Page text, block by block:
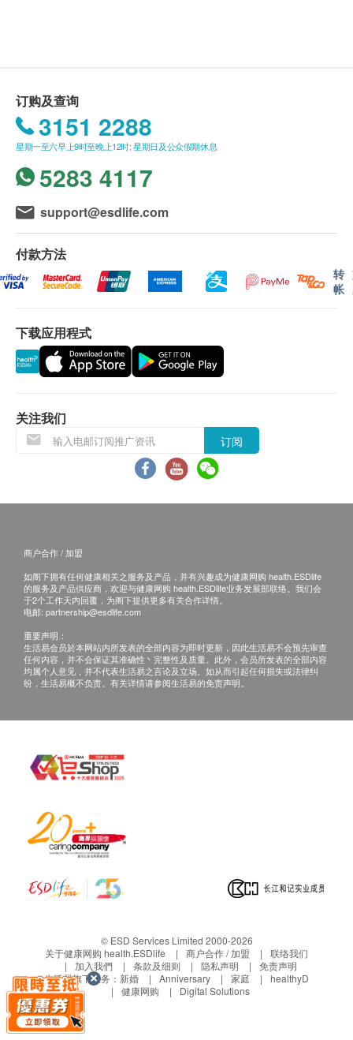
进行听力检查后，一般情况下，需大概5个工作天跟
进检查报告， 工作天不包括星期六、日及公众假期。
客户可选择亲身于办公时间内，到中心领取报告；或
经平邮邮寄至登记地址。
客户若进行听力测试后后叁个月内不提取报告，所
有报告一律作销毁处理及不会存底，客户如需额外
索取报告复印本(测试后后叁个月内)，将收取$150
行政费。注意：复印本报告未必完整。
客人需自行承担邮寄报告之风险。
上人士。
如因与本中心无关的因素(如客户智力、反应能力
等)，而无法顺利完成测试，本中心概不负责及退
订购一经确认，不设更改已订购的计划，转让给第
三者及／或退款。
所有健康检查/服务并非作为医务诊断或治疗用
health.ESDlife】并没有经营或提供本服务/产品。
有关此服务/产品的错漏或延误，或因使用此服务/
网购health.ESDlife概不负责。一切有关的索偿或
查询，须向提供服务之体检中心或商户提出。
订购及查询
3151 2288
星期一至六早上9时至晚上12时; 星期日及公众假期休息
5283 4117
support@esdlife.com
付款方法
转
帐
下载应用程式
关注我们
订阅
商户合作 / 加盟
如阁下拥有任何健康相关之服务及产品，并有兴趣成为健康网购 health.ESDlife
的服务及产品供应商，欢迎与健康网购 health.ESDlife业务发展部联络。我们会
于2个工作天内回覆，为阁下提供更多有关合作详情。
电邮: partnership@esdlife.com
重要声明：
生活易会员於本网站内所发表的全部内容为即时更新，因此生活易不会预先审查
任何内容，并不会保证其准确性丶完整性及质量。此外，会员所发表的全部内容
均属个人意见，并不代表生活易之言论及立场。如从而引起任何损失或法律纠
纷，生活易概不负责。有关详情请参阅生活易的免责声明。
© ESD Services Limited 2000-2026
关于健康网购 health.ESDlife
商户合作 / 加盟
联络我们
加入我們
条款及细则 隐私声明
免责声明
生活易旗下业务： 新婚 Anniversary 家庭
healthyD
健康网购
Digital Solutions